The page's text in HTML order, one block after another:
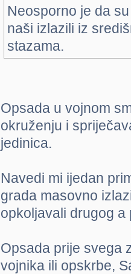
Neosporno je da
naši izlazili iz
stazama.
Opsada u vojnom
okruženju i
jedinica.
Navedi mi ijedan
grada masovno
opkoljavali drugog
Opsada prije svega
vojnika ili opskrbe,